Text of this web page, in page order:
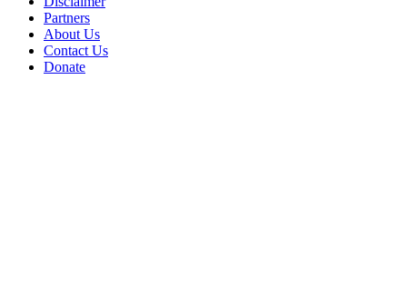
Partners
About Us
Contact Us
Donate